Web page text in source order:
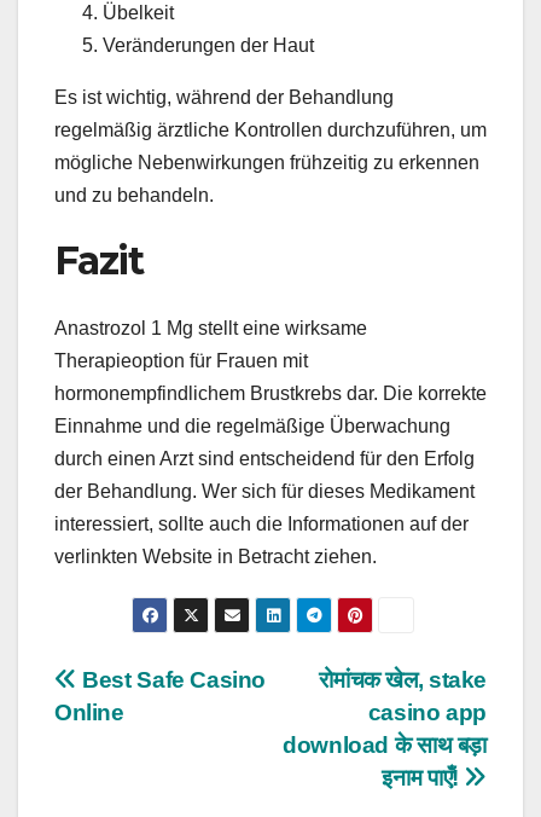
Übelkeit
Veränderungen der Haut
Es ist wichtig, während der Behandlung
regelmäßig ärztliche Kontrollen durchzuführen, um
mögliche Nebenwirkungen frühzeitig zu erkennen
und zu behandeln.
Fazit
Anastrozol 1 Mg stellt eine wirksame
Therapieoption für Frauen mit
hormonempfindlichem Brustkrebs dar. Die korrekte
Einnahme und die regelmäßige Überwachung
durch einen Arzt sind entscheidend für den Erfolg
der Behandlung. Wer sich für dieses Medikament
interessiert, sollte auch die Informationen auf der
verlinkten Website in Betracht ziehen.
Post
रोमांचक खेल, stake
casino app
download के साथ बड़ा
इनाम पाएँ!
Best Safe Casino
Online